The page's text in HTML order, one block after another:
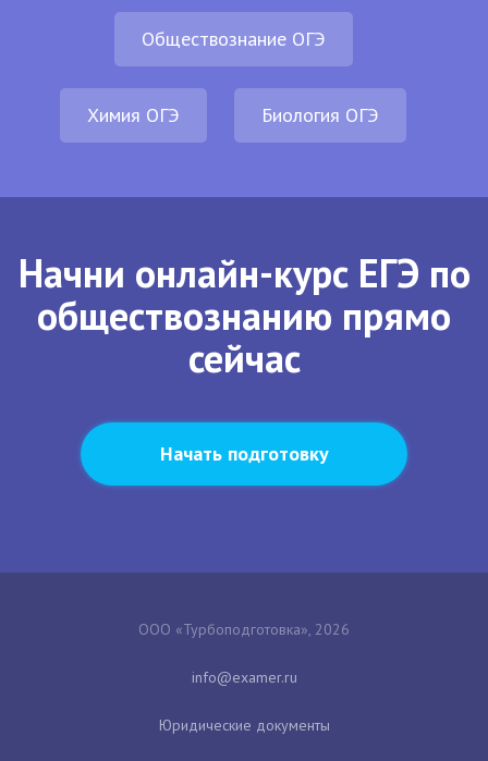
Обществознание ОГЭ
Химия ОГЭ Биология ОГЭ
Начни онлайн-курс ЕГЭ по
обществознанию прямо
сейчас
Начать подготовку
ООО «Турбоподготовка», 2026
Юридические документы